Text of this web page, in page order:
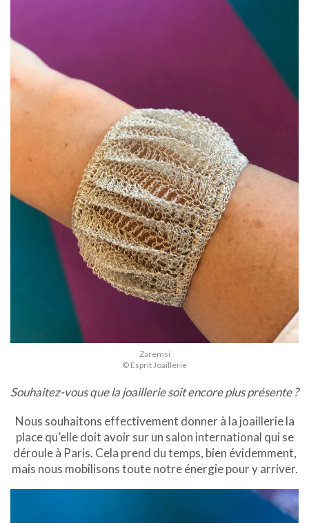
Zaremsi
© Esprit Joaillerie
Souhaitez-vous que la joaillerie soit encore plus présente ?
Nous souhaitons effectivement donner à la joaillerie la
place qu’elle doit avoir sur un salon international qui se
déroule à Paris. Cela prend du temps, bien évidemment,
mais nous mobilisons toute notre énergie pour y arriver.